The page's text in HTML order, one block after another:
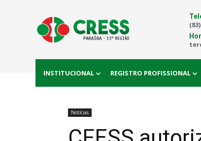
INSTITUCIONAL REGISTRO PROFISSIONAL
Notícias